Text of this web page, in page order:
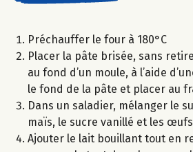
Préchauffer le four à 180°C
Placer la pâte brisée, sans
au fond d’un moule, à l’aide
le fond de la pâte et placer au
Dans un saladier, mélanger le
maïs, le sucre vanillé et les
Ajouter le lait bouillant tout en